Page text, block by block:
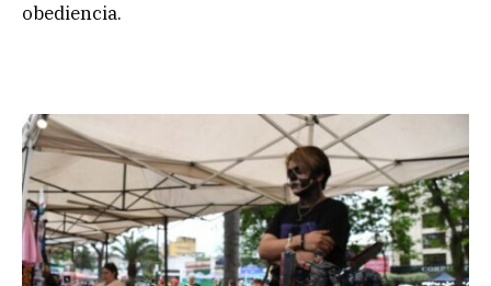
obediencia.